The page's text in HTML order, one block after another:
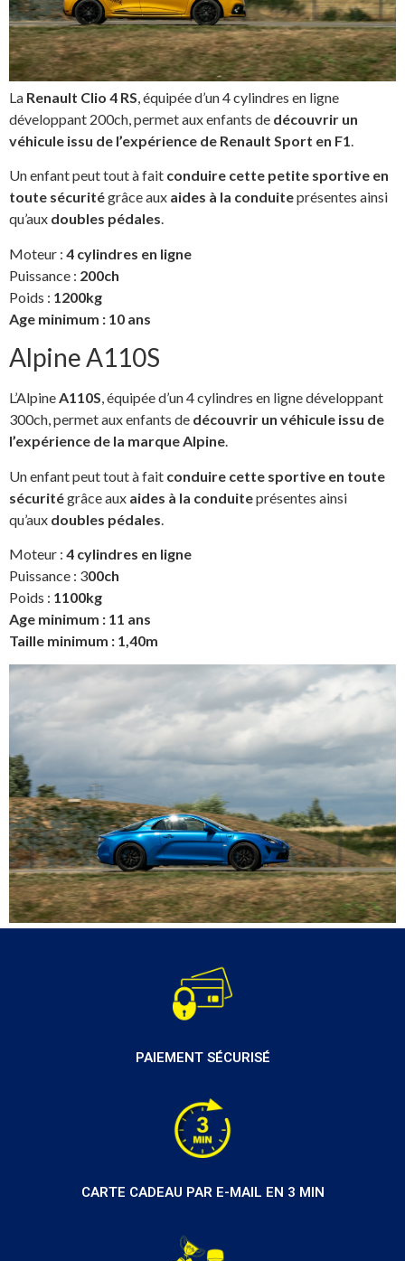
La Renault Clio 4 RS, équipée d’un 4 cylindres en ligne
développant 200ch, permet aux enfants de découvrir un
véhicule issu de l’expérience de Renault Sport en F1.
Un enfant peut tout à fait conduire cette petite sportive en
toute sécuritégrâce aux aides à la conduiteprésentes ainsi
qu’aux doubles pédales.
Moteur : 4 cylindres en ligne
Puissance : 200ch
Poids : 1200kg
Age minimum : 10 ans
Alpine A110S
L’AlpineA110S, équipée d’un 4 cylindres en ligne développant
300ch, permet aux enfants de découvrir un véhicule issu de
l’expérience de la marque Alpine.
Un enfant peut tout à fait conduire cette sportive en toute
sécuritégrâce aux aides à la conduiteprésentes ainsi
qu’aux doubles pédales
Moteur : 4 cylindres en ligne
Puissance : 300ch
Poids : 1100kg
Age minimum : 11 ans
Taille minimum : 1,40m
PAIEMENT SÉCURISÉ
CARTE CADEAU PAR E-MAIL EN 3 MIN